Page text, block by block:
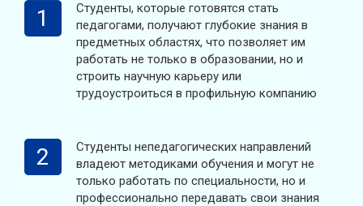
1
Студенты, которые готовятся стать
педагогами, получают глубокие знания в
предметных областях, что позволяет им
работать не только в образовании, но и
строить научную карьеру или
трудоустроиться в профильную компанию
2
Студенты непедагогических направлений
владеют методиками обучения и могут не
только работать по специальности, но и
профессионально передавать свои знания